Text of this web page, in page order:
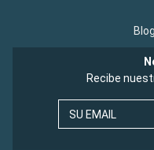
Recibe
SU EMAIL